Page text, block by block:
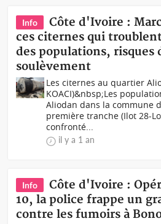
Info
Côte d'Ivoire :
ces citernes qui
des populations, risques
soulèvement
Les citernes au quartier
KOACI)&nbsp;Les
Aliodan dans la commune
première tranche (Ilot 28-
confronté...
il y a 1 an
Info
Côte d'Ivoire :
10, la police frappe un
contre les fumoirs à